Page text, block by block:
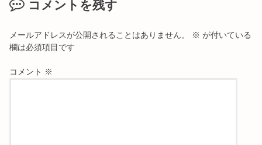
コメントを残す
メールアドレスが公開されることはありません。 ※ が付いている
欄は必須項目です
コメント ※